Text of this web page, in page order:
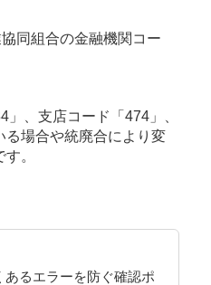
同組合の金融機関コー
、支店コード「474」、
る場合や統廃合により変
。
あるエラーを防ぐ確認ポ